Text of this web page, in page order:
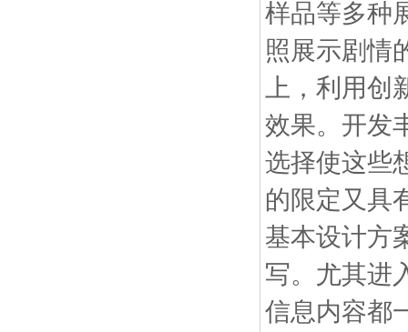
样品等多种
照展示剧情
上，利用
效果。开发
选择使这些
的限定又具
基本设计方
写。尤其进
信息内容都